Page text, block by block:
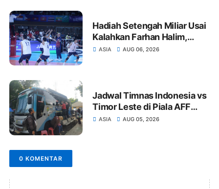
Hadiah Setengah Miliar Usai
Kalahkan Farhan Halim,
Vietnam Tak Perlu Takut
ASIA AUG 06, 2026
Jadwal Timnas Indonesia vs
Timor Leste di Piala AFF
2026, Herdman Tekankan
ASIA AUG 05, 2026
0 KOMENTAR